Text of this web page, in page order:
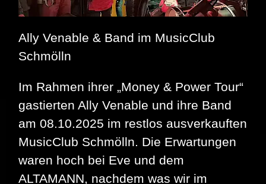
Ally Venable & Band im MusicClub
Schmölln
Im Rahmen ihrer „Money & Power Tour“
gastierten Ally Venable und ihre Band
am 08.10.2025 im restlos ausverkauften
MusicClub Schmölln. Die Erwartungen
waren hoch bei Eve und dem
ALTAMANN, nachdem was wir im